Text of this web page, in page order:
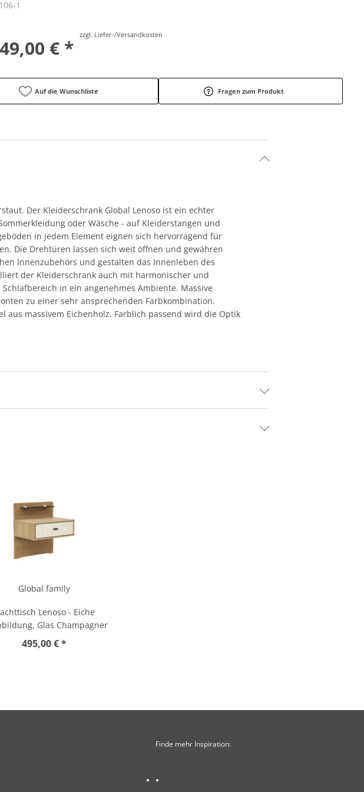
1
€ *
zzgl. Liefer-/Versandkosten
Auf die Wunschliste Fragen zum Produkt
Der Kleiderschrank Global Lenoso ist ein echter
oder Wäsche - auf Kleiderstangen und
in jedem Element eignen sich hervorragend für
Die Drehtüren lassen sich weit öffnen und gewähren
Innenzubehörs und gestalten das Innenleben des
der Kleiderschrank auch mit harmonischer und
in ein angenehmes Ambiente. Massive
zu einer sehr ansprechenden Farbkombination.
massivem Eichenholz. Farblich passend wird die Optik
Global family
Lenoso - Eiche
Glas Champagner
495,00 € *
Finde mehr Inspiration: